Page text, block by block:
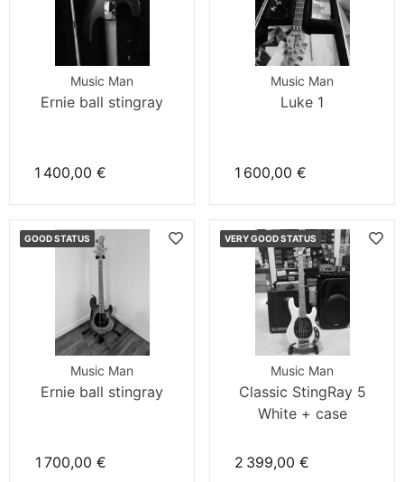
Music Man
Ernie ball stingray
1 400,00 €
Music Man
Luke 1
1 600,00 €
GOOD STATUS
Music Man
Ernie ball stingray
1 700,00 €
VERY GOOD STATUS
Music Man
Classic StingRay 5
White + case
2 399,00 €